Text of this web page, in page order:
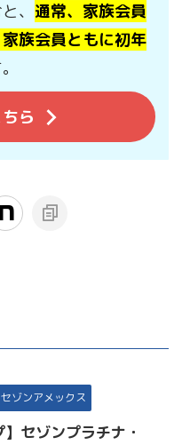
、 通常、家族会員
族会員ともに初年
ら
セゾンアメックス
】セゾンプラチナ・